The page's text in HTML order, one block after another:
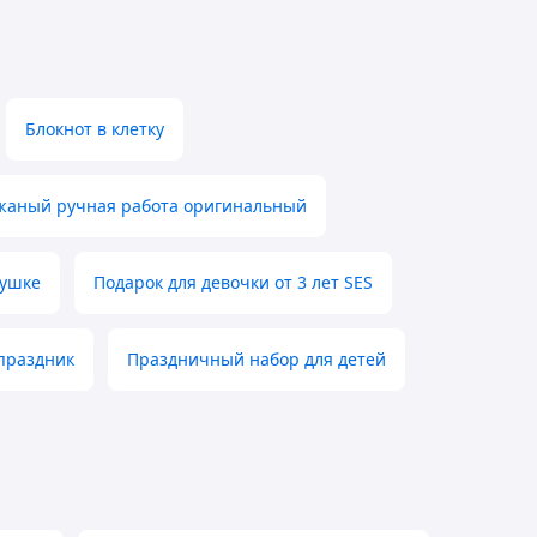
Блокнот в клетку
ручная работа оригинальный
Подарок для девочки от 3 лет SES
Праздничный набор для детей